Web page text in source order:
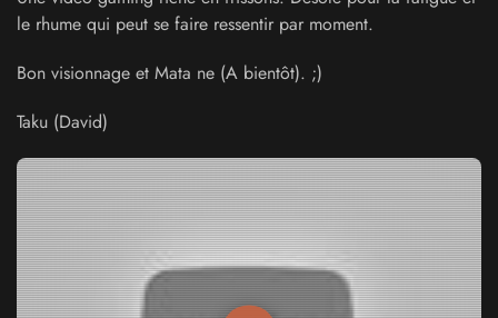
le rhume qui peut se faire ressentir par moment.
Bon visionnage et Mata ne (A bientôt). ;)
Taku (David)